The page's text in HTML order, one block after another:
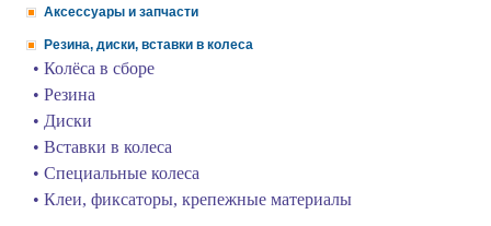
Аксессуары и запчасти
Резина, диски, вставки в колеса
• Колёса в сборе
• Резина
• Диски
• Вставки в колеса
• Специальные колеса
• Клеи, фиксаторы, крепежные материалы